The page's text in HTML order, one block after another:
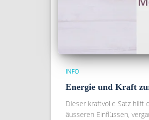
INFO
Energie und Kraft
Dieser kraftvolle Satz hilft
äusseren Einflüssen,